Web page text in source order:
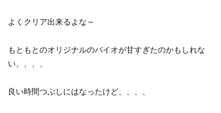
よくクリア出来るよな～
もともとのオリジナルのバイオが甘すぎたのかもしれな
い、、、、
良い時間つぶしにはなったけど、、、、